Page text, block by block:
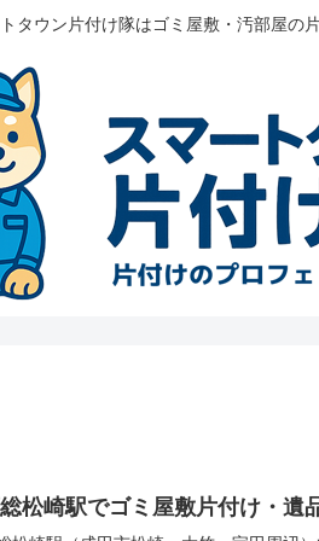
タウン片付け隊はゴミ屋敷・汚部屋の
松崎駅でゴミ屋敷片付け・遺